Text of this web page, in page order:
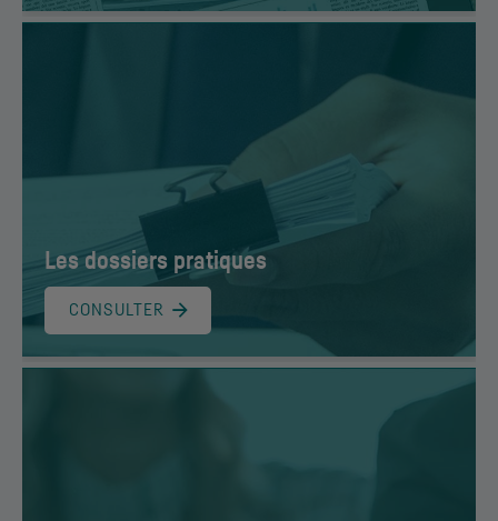
Les dossiers pratiques
CONSULTER